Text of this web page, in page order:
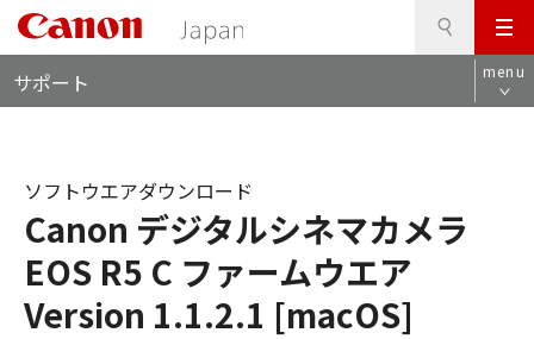
メ
ニ
ュ
サポート menu
Canon デジタルシネマカメラ
EOS R5 C ファームウエア
Version 1.1.2.1 [macOS]
ソフトウエアダウンロード